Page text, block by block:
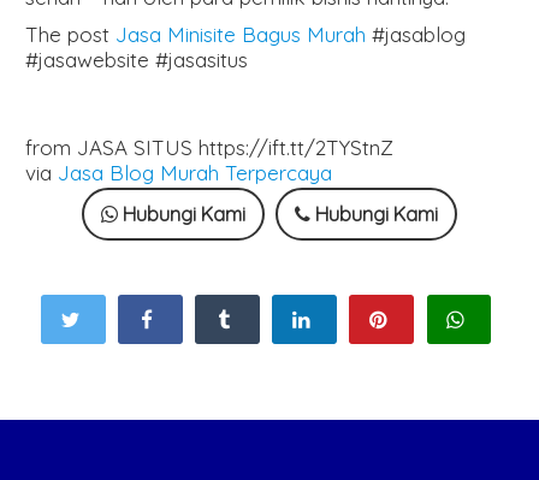
The post Jasa Minisite Bagus Murah #jasablog
#jasawebsite #jasasitus
from JASA SITUS https://ift.tt/2TYStnZ
via Jasa Blog Murah Terpercaya
Hubungi Kami Hubungi Kami